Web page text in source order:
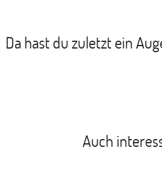
Da hast du zuletzt ein
Auch